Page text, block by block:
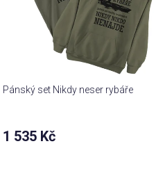
Pánský set Nikdy neser rybáře
1 535 Kč